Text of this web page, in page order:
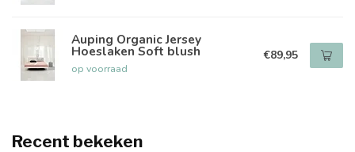
Auping Organic Jersey
Hoeslaken Soft blush
op voorraad
€89,95
Recent bekeken